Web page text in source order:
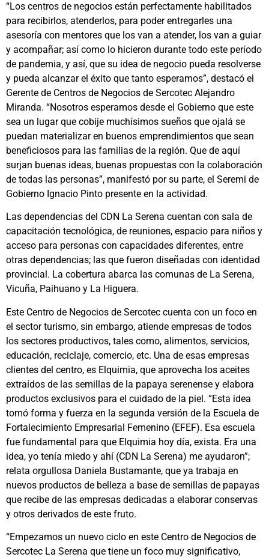
“Los centros de negocios están perfectamente habilitados
para recibirlos, atenderlos, para poder entregarles una
asesoría con mentores que los van a atender, los van a guiar
y acompañar; así como lo hicieron durante todo este período
de pandemia, y así, que su idea de negocio pueda resolverse
y pueda alcanzar el éxito que tanto esperamos”, destacó el
Gerente de Centros de Negocios de Sercotec Alejandro
Miranda. “Nosotros esperamos desde el Gobierno que este
sea un lugar que cobije muchísimos sueños que ojalá se
puedan materializar en buenos emprendimientos que sean
beneficiosos para las familias de la región. Que de aquí
surjan buenas ideas, buenas propuestas con la colaboración
de todas las personas”, manifestó por su parte, el Seremi de
Gobierno Ignacio Pinto presente en la actividad.
Las dependencias del CDN La Serena cuentan con sala de
capacitación tecnológica, de reuniones, espacio para niños y
acceso para personas con capacidades diferentes, entre
otras dependencias; las que fueron diseñadas con identidad
provincial. La cobertura abarca las comunas de La Serena,
Vicuña, Paihuano y La Higuera.
Este Centro de Negocios de Sercotec cuenta con un foco en
el sector turismo, sin embargo, atiende empresas de todos
los sectores productivos, tales como, alimentos, servicios,
educación, reciclaje, comercio, etc. Una de esas empresas
clientes del centro, es Elquimia, que aprovecha los aceites
extraídos de las semillas de la papaya serenense y elabora
productos exclusivos para el cuidado de la piel. “Esta idea
tomó forma y fuerza en la segunda versión de la Escuela de
Fortalecimiento Empresarial Femenino (EFEF). Esa escuela
fue fundamental para que Elquimia hoy día, exista. Era una
idea, yo tenía miedo y ahí (CDN La Serena) me ayudaron”;
relata orgullosa Daniela Bustamante, que ya trabaja en
nuevos productos de belleza a base de semillas de papayas
que recibe de las empresas dedicadas a elaborar conservas
y otros derivados de este fruto.
“Empezamos un nuevo ciclo en este Centro de Negocios de
Sercotec La Serena que tiene un foco muy significativo,